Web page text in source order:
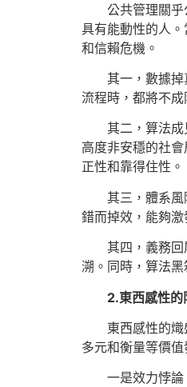
公共管理關
具有能動性的人
和信賴危機。
其一，數據
流程時，都將不
其二，算法
高度非安穩的社
正性和靠得住性。
其三，體系
錯而掉效，能夠
其四，義務
溯。同時，算法
2.東西感性的
東西感性的
多元和衡量等價值
一是效力悖